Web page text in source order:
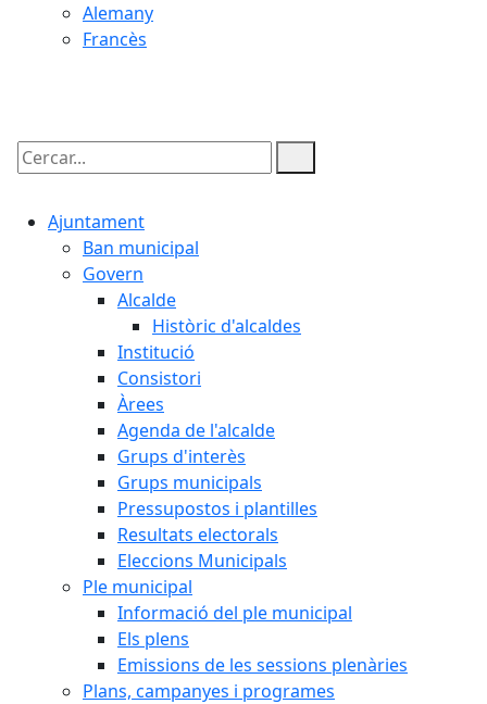
Alemany
Francès
Cercar:
Ajuntament
Ban municipal
Govern
Alcalde
Històric d'alcaldes
Institució
Consistori
Àrees
Agenda de l'alcalde
Grups d'interès
Grups municipals
Pressupostos i plantilles
Resultats electorals
Eleccions Municipals
Ple municipal
Informació del ple municipal
Els plens
Emissions de les sessions plenàries
Plans, campanyes i programes